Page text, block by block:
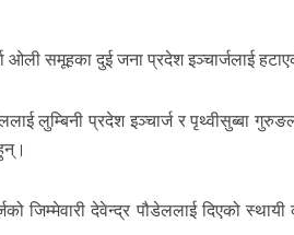
ओली समूहका दुई जना प्रदेश इञ्चार्जलाई
लुम्बिनी प्रदेश इञ्चार्ज र पृथ्वीसुब्बा
जिम्मेवारी देवेन्द्र पौडेललाई दिएको